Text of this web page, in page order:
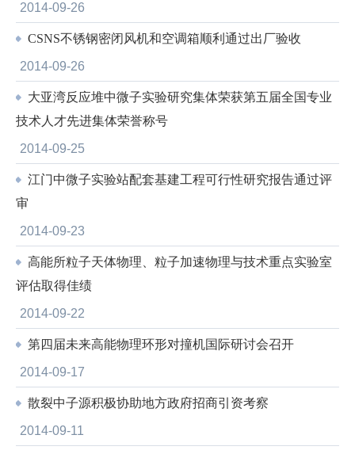
2014-09-26
CSNS不锈钢密闭风机和空调箱顺利通过出厂验收
2014-09-26
大亚湾反应堆中微子实验研究集体荣获第五届全国专业
技术人才先进集体荣誉称号
2014-09-25
江门中微子实验站配套基建工程可行性研究报告通过评
审
2014-09-23
高能所粒子天体物理、粒子加速物理与技术重点实验室
评估取得佳绩
2014-09-22
第四届未来高能物理环形对撞机国际研讨会召开
2014-09-17
散裂中子源积极协助地方政府招商引资考察
2014-09-11